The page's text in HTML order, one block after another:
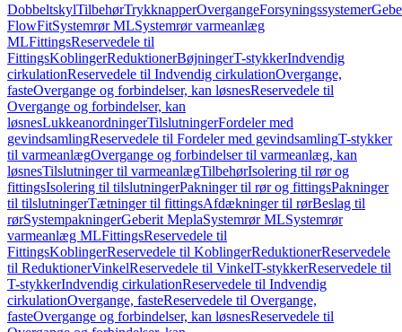
DobbeltskylTilbehørTrykknapperOvergangeForsyningssystemer
FlowFitSystemrør MLSystemrør varmeanlæg
MLFittingsReservedele til
FittingsKoblingerReduktionerBøjningerT-stykkerIndvendig
cirkulationReservedele til Indvendig cirkulationOvergange,
fasteOvergange og forbindelser, kan løsnesReservedele til
Overgange og forbindelser, kan
løsnesLukkeanordningerTilslutningerFordeler med
gevindsamlingReservedele til Fordeler med gevindsamlingT-stykker
til varmeanlægOvergange og forbindelser til varmeanlæg, kan
løsnesTilslutninger til varmeanlægTilbehørIsolering til rør og
fittingsIsolering til tilslutningerPakninger til rør og fittingsPakninger
til tilslutningerTætninger til fittingsAfdækninger til rørBeslag til
rørSystempakningerGeberit MeplaSystemrør MLSystemrør
varmeanlæg MLFittingsReservedele til
FittingsKoblingerReservedele til KoblingerReduktionerReservedele
til ReduktionerVinkelReservedele til VinkelT-stykkerReservedele til
T-stykkerIndvendig cirkulationReservedele til Indvendig
cirkulationOvergange, fasteReservedele til Overgange,
fasteOvergange og forbindelser, kan løsnesReservedele til